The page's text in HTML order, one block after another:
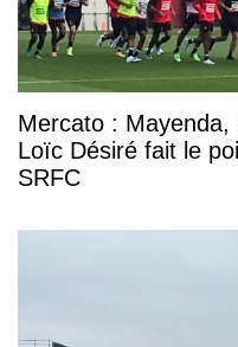
Mercato : Mayenda,
Loïc Désiré fait le
SRFC